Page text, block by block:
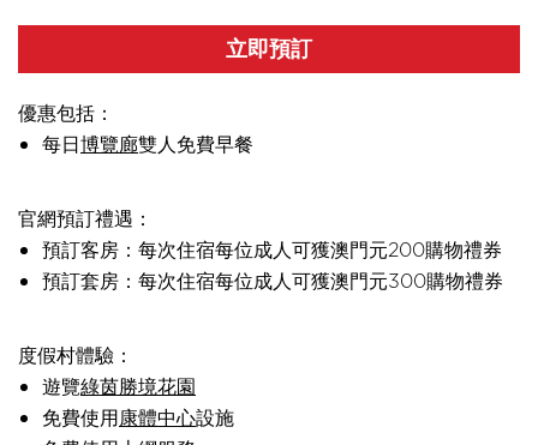
立即預訂
優惠包括：
每日博覽廊雙人免費早餐
官網預訂禮遇：
預訂客房：每次住宿每位成人可獲澳門元200購物禮券
預訂套房：每次住宿每位成人可獲澳門元300購物禮券
度假村體驗：
遊覽綠茵勝境花園
免費使用康體中心設施